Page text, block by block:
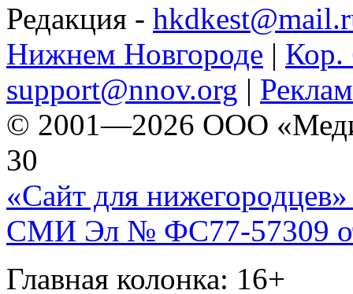
Редакция -
Нижнем Новгороде | Кор.
support@nnov.org |
© 2001—2026 ООО
30
«Сайт для нижегородцев»
СМИ Эл № ФС77-57309
Главная колонка: 16+